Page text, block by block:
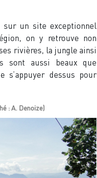
sur un site exceptionnel
on y retrouve non
rivières, la jungle ainsi
sont aussi beaux que
dessus pour
: A. Denoize)